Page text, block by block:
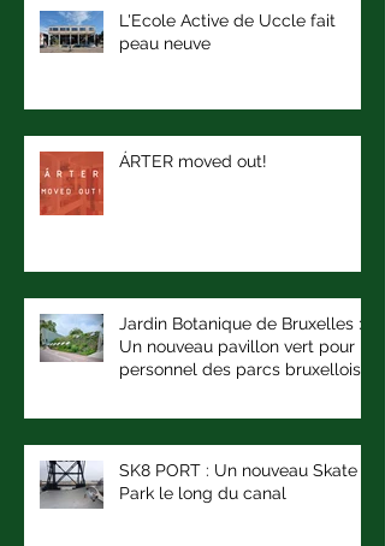
L'Ecole Active de Uccle fait
peau neuve
ÁRTER moved out!
Jardin Botanique de Bruxelles :
Un nouveau pavillon vert pour le
personnel des parcs bruxellois
SK8 PORT : Un nouveau Skate
Park le long du canal